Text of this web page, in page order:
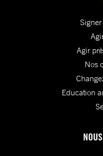
Agir
Nos
Education